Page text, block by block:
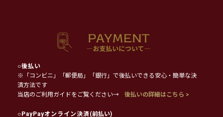
○後払い
※「コンビニ」「郵便局」「銀行」で後払いできる安心・簡単な決
済方法です
当店のご利用ガイドをご覧ください→
後払いの詳細はこちら >
○PayPayオンライン決済(前払い)